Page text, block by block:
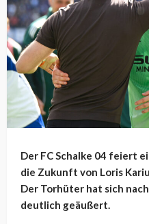
Der FC Schalke 04 feiert
die Zukunft von Loris
Der Torhüter hat sich
deutlich geäußert.